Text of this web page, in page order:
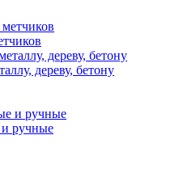
дереву, бетону
ручные